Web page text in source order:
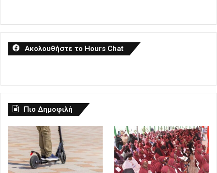
Ακολουθήστε το Hours Chat
Πιο Δημοφιλή